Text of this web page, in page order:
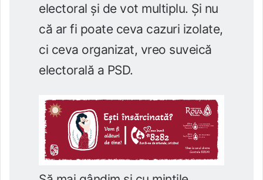
electoral și de vot multiplu. Și nu
că ar fi poate ceva cazuri izolate,
ci ceva organizat, vreo suveică
electorală a PSD.